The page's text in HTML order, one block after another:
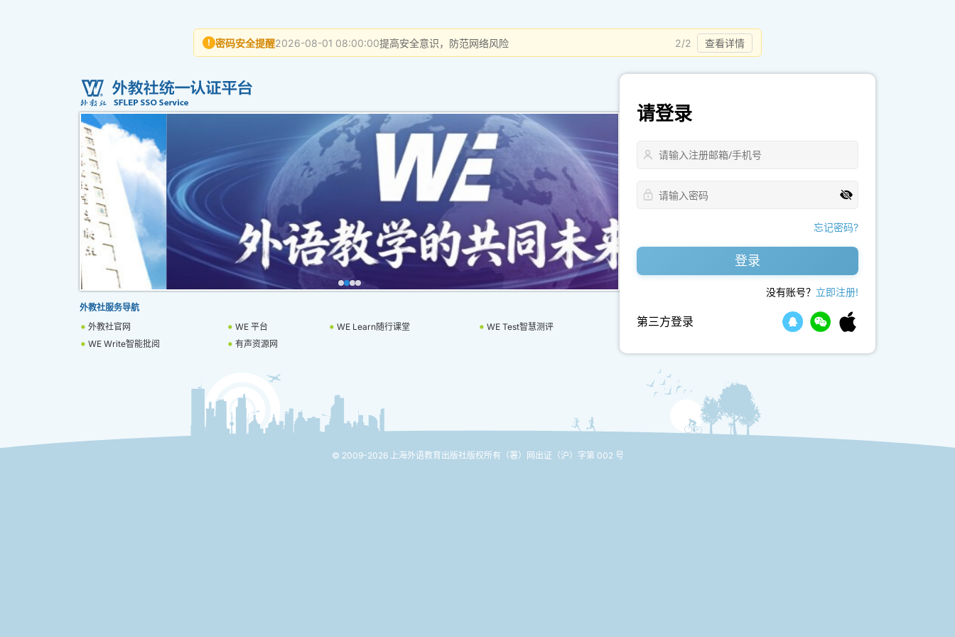
! 密码安全提醒2026-08-01 08:00:00提高安全意识，防范网络风险 2/2 查看详情
外教社服务导航
外教社官网
WE 平台 WE Learn随行课堂
WE Test智慧测评
WE Write智能批阅
有声资源网
请登录
忘记密码?
登录
没有账号？ 立即注册!
第三方登录
© 2009-2026 上海外语教育出版社版权所有 （署）网出证（沪）字第 002 号